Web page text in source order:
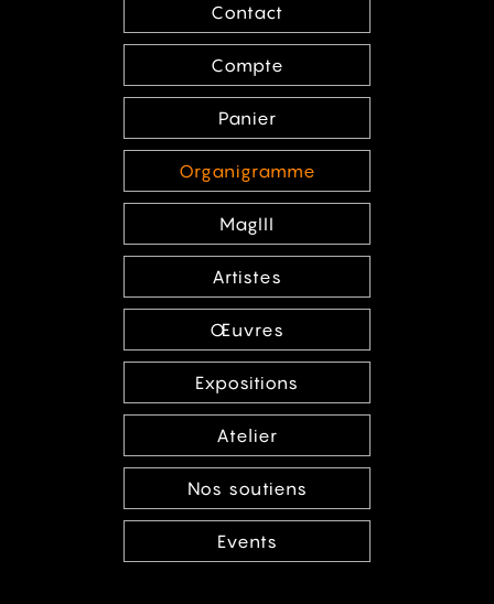
Contact
Compte
Panier
Organigramme
MagIII
Artistes
Œuvres
Expositions
Atelier
Nos soutiens
Events